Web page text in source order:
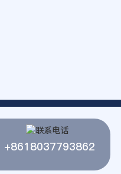
+8618037793862